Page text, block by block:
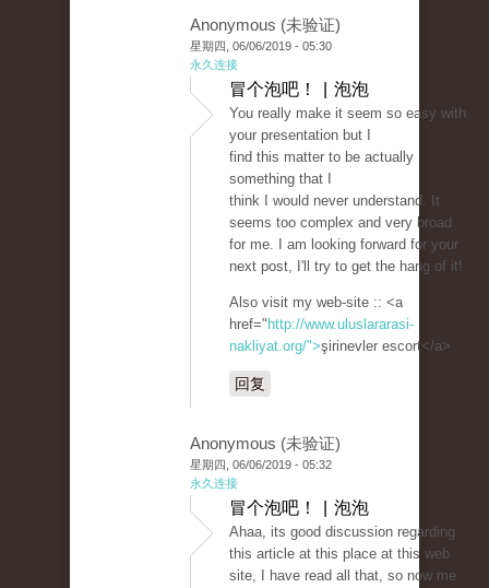
Anonymous (未验证)
星期四, 06/06/2019 - 05:30
永久连接
冒个泡吧！ | 泡泡
You really make it seem so easy with
your presentation but I
find this matter to be actually
something that I
think I would never understand. It
seems too complex and very broad
for me. I am looking forward for your
next post, I'll try to get the hang of it!
Also visit my web-site :: <a
href=" http://www.uluslararasi-
nakliyat.org/">şirinevler escort</a>
回复
Anonymous (未验证)
星期四, 06/06/2019 - 05:32
永久连接
冒个泡吧！ | 泡泡
Ahaa, its good discussion regarding
this article at this place at this web
site, I have read all that, so now me